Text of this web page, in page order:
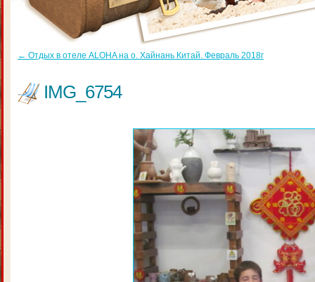
← Отдых в отеле ALOHA на о. Хайнань Китай. Февраль 2018г
IMG_6754